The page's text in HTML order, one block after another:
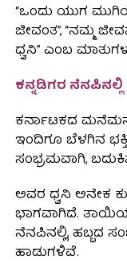
“ಒಂದು ಯುಗ
ಜೀವಂತ”, “ನಮ್ಮ
ಧ್ವನಿ” ಎಂಬ
ಕನ್ನಡಿಗರ
ಕರ್ನಾಟಕದ
ಇಂದಿಗೂ ಬೆಳಗಿನ
ಸಂಭ್ರಮವಾಗಿ,
ಅವರ ಧ್ವನಿ ಅನೇಕ
ಭಾಗವಾಗಿದೆ. ತಾಯಿಯ
ನೆನಪಿನಲ್ಲಿ, ಹಬ್ಬದ
ಹಾಡುಗಳಿವೆ.